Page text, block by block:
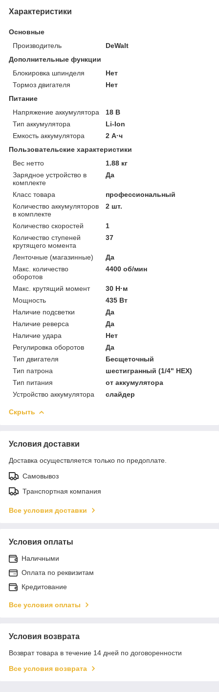
Характеристики
Основные
Производитель
DeWalt
Дополнительные функции
Блокировка шпинделя
Нет
Тормоз двигателя
Нет
Питание
Напряжение аккумулятора
18 В
Тип аккумулятора
Li-Ion
Емкость аккумулятора
2 А·ч
Пользовательские характеристики
Вес нетто
1.88 кг
Зарядное устройство в
комплекте
Да
Класс товара
профессиональный
Количество аккумуляторов
в комплекте
2 шт.
Количество скоростей
1
Количество ступеней
крутящего момента
37
Ленточные (магазинные)
Да
Макс. количество
оборотов
4400 об/мин
Макс. крутящий момент
30 Н·м
Мощность
435 Вт
Наличие подсветки
Да
Наличие реверса
Да
Наличие удара
Нет
Регулировка оборотов
Да
Тип двигателя
Бесщеточный
Тип патрона
шестигранный (1/4" НЕХ)
Тип питания
от аккумулятора
Устройство аккумулятора
слайдер
Скрыть
Условия доставки
Доставка осуществляется только по предоплате.
Самовывоз
Транспортная компания
Все условия доставки
Условия оплаты
Наличными
Оплата по реквизитам
Кредитование
Все условия оплаты
Условия возврата
Возврат товара в течение 14 дней по договоренности
Все условия возврата